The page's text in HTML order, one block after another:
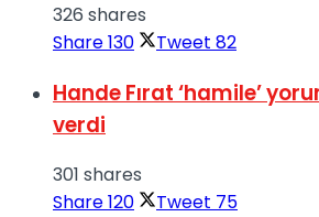
326 shares
Share130 Tweet 82
Hande Fırat ‘hamile’
verdi
301 shares
Share120 Tweet 75